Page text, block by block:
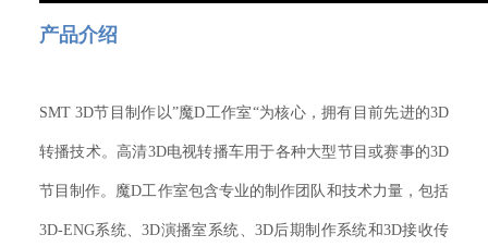
产品介绍
SMT 3D节目制作以”魔D工作室“为核心，拥有目前先进的3D
转播技术。高清3D电视转播车用于各种大型节目或赛事的3D
节目制作。魔D工作室包含专业的制作团队和技术力量，包括
3D-ENG系统、3D演播室系统、3D后期制作系统和3D接收传